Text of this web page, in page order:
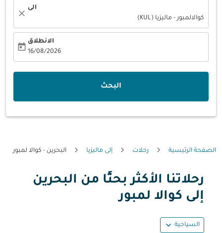
الى
كوالالمبور - ماليزيا (KUL)
close
الانطلاق
16/08/2026
today
البحث
الصفحة الرئيسية رحلات إلى ماليزيا البحرين - كوالا لمبور
رحلاتنا الأكثر بحثًا من البحرين
إلى كوالا لمبور
السياحية expand_more
حاول شهر آخر أو تفاعل مع الأيام أدناه للحصول على العروض.